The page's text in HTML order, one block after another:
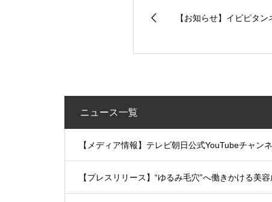
【お知らせ】イビピタ
ニュース一覧
【メディア情報】テレビ朝日公式YouTubeチャ
【プレスリリース】“ゆるみ毛穴”へ働きかける美